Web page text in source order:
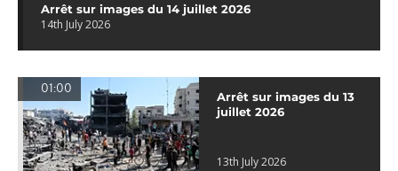
Arrêt sur images du 14 juillet 2026
14th July 2026
01:00
Arrêt sur images du 13
juillet 2026
13th July 2026